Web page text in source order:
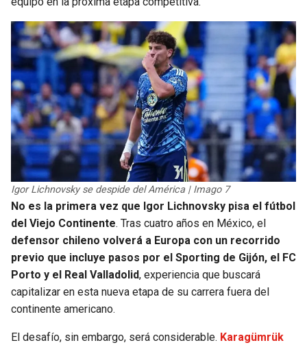
Igor Lichnovsky se despide del América | Imago 7
No es la primera vez que Igor Lichnovsky pisa el fútbol
del Viejo Continente. Tras cuatro años en México, el
defensor chileno volverá a Europa con un recorrido
previo que incluye pasos por el Sporting de Gijón, el FC
Porto y el Real Valladolid, experiencia que buscará
capitalizar en esta nueva etapa de su carrera fuera del
continente americano.
El desafío, sin embargo, será considerable. Karagümrük